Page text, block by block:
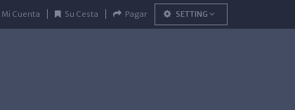
Mi Cuenta Su Cesta Pagar SETTING